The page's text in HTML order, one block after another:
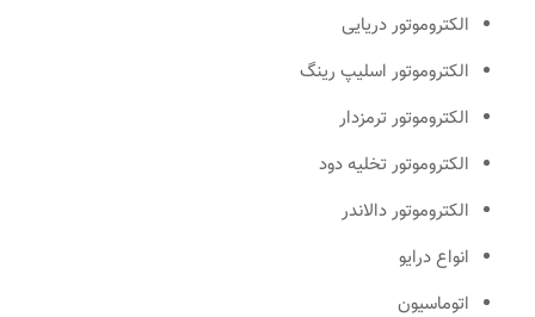
الکتروموتور دریایی
الکتروموتور اسلیپ رینگ
الکتروموتور ترمزدار
الکتروموتور تخلیه دود
الکتروموتور دالاندر
انواع درایو
اتوماسیون